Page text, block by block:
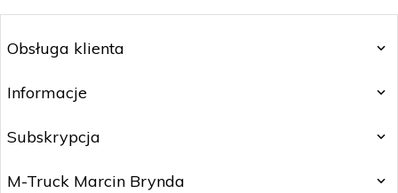
Obsługa klienta
Informacje
Subskrypcja
M-Truck Marcin Brynda